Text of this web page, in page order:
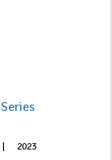
2023